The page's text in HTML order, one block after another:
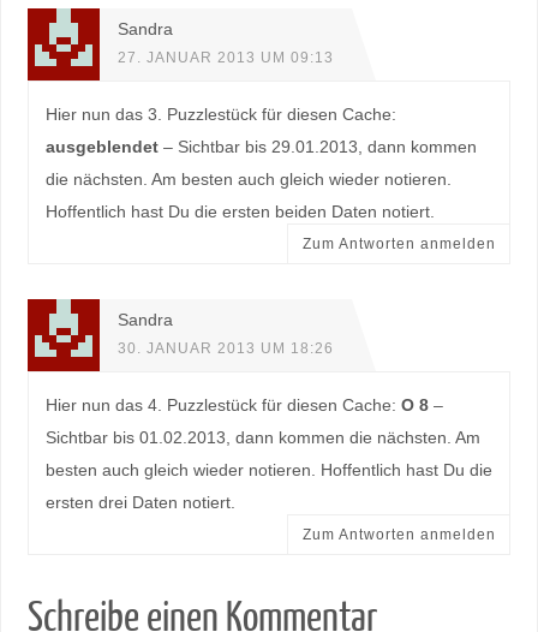
Sandra
27. JANUAR 2013 UM 09:13
Hier nun das 3. Puzzlestück für diesen Cache:
ausgeblendet– Sichtbar bis 29.01.2013, dann kommen
die nächsten. Am besten auch gleich wieder notieren.
Hoffentlich hast Du die ersten beiden Daten notiert.
Zum Antworten anmelden
Sandra
30. JANUAR 2013 UM 18:26
Hier nun das 4. Puzzlestück für diesen Cache: O 8–
Sichtbar bis 01.02.2013, dann kommen die nächsten. Am
besten auch gleich wieder notieren. Hoffentlich hast Du die
ersten drei Daten notiert.
Zum Antworten anmelden
Schreibe einen Kommentar